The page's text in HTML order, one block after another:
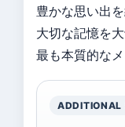
豊かな思い出
大切な記憶を
最も本質的な
ADDITIONAL